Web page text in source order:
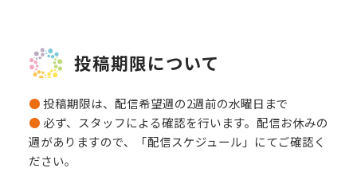
投稿期限について
●投稿期限は、配信希望週の2週前の水曜日まで
● 必ず、スタッフによる確認を行います。配信お休みの
週がありますので、「配信スケジュール」にてご確認く
ださい。